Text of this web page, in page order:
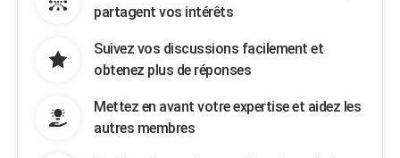
partagent vos intérêts
Suivez vos discussions facilement et
obtenez plus de réponses
Mettez en avant votre expertise et aidez les
autres membres